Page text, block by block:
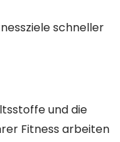
schneller
und die
Fitness arbeiten